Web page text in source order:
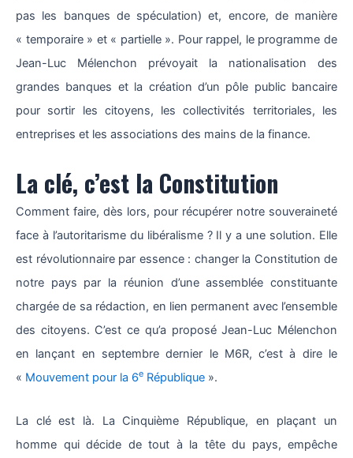
pas les banques de spéculation) et, encore, de manière
« temporaire » et « partielle ». Pour rappel, le programme de
Jean-Luc Mélenchon prévoyait la nationalisation des
grandes banques et la création d’un pôle public bancaire
pour sortir les citoyens, les collectivités territoriales, les
entreprises et les associations des mains de la finance.
La clé, c’est la Constitution
Comment faire, dès lors, pour récupérer notre souveraineté
face à l’autoritarisme du libéralisme ? Il y a une solution. Elle
est révolutionnaire par essence : changer la Constitution de
notre pays par la réunion d’une assemblée constituante
chargée de sa rédaction, en lien permanent avec l’ensemble
des citoyens. C’est ce qu’a proposé Jean-Luc Mélenchon
en lançant en septembre dernier le M6R, c’est à dire le
« Mouvement pour la 6e République ».
La clé est là. La Cinquième République, en plaçant un
homme qui décide de tout à la tête du pays, empêche